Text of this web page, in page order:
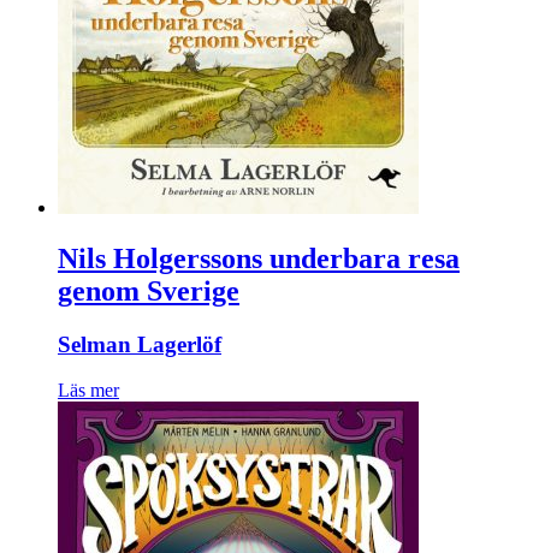
Nils Holgerssons underbara resa
genom Sverige
Selman Lagerlöf
Läs mer